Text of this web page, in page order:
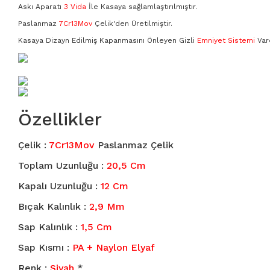
Askı Aparatı 3 Vida İle Kasaya sağlamlaştırılmıştır.
Paslanmaz 7Cr13Mov Çelik'den Üretilmiştir.
Kasaya Dizayn Edilmiş Kapanmasını Önleyen Gizli Emniyet Sistemi
Özellikler
Çelik : 7Cr13Mov Paslanmaz Çelik
Toplam Uzunluğu : 20,5 Cm
Kapalı Uzunluğu : 12 Cm
Bıçak Kalınlık : 2,9 Mm
Sap Kalınlık : 1,5 Cm
Sap Kısmı : PA + Naylon Elyaf
3159
3188
3189
3207
3350
3936